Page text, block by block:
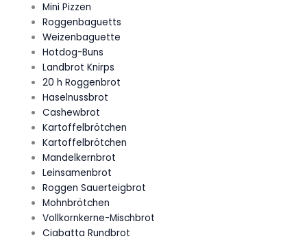
Mini Pizzen
Roggenbaguetts
Weizenbaguette
Hotdog-Buns
Landbrot Knirps
20 h Roggenbrot
Haselnussbrot
Cashewbrot
Kartoffelbrötchen
Kartoffelbrötchen
Mandelkernbrot
Leinsamenbrot
Roggen Sauerteigbrot
Mohnbrötchen
Vollkornkerne-Mischbrot
Ciabatta Rundbrot